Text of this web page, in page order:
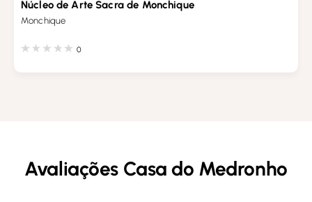
Núcleo de Arte Sacra de Monchique
Monchique
0
Avaliações Casa do Medronho